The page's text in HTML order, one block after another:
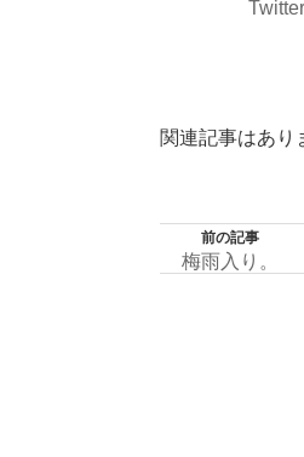
Twitter
関連記事はあり
前の記事
梅雨入り。